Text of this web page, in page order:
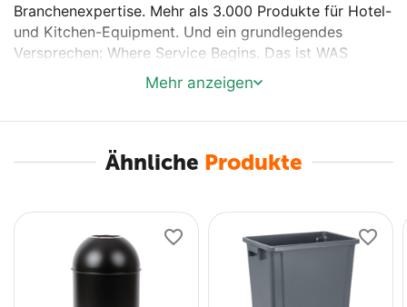
Branchenexpertise. Mehr als 3.000 Produkte für Hotel-
und Kitchen-Equipment. Und ein grundlegendes
Versprechen: Where Service Begins. Das ist WAS
Germany, dein Supplier, der deine Kund:innen zu
perfekten Gastgeber:innen macht. Service made in
von WAS Germany.
Mehr anzeigen
Ähnliche Produkte